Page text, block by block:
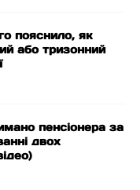
пояснило, як
або тризонний
пенсіонера за
двох